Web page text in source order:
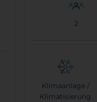
2
Klimaanlage /
Klimatisierung